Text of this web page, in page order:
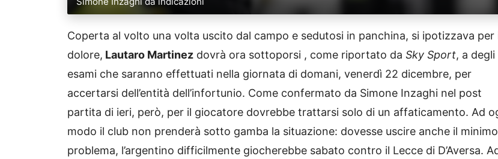
Coperta al volto una volta uscito dal campo e sedutosi in panchina, si ipotizzava per
dolore, Lautaro Martinez dovrà ora sottoporsi , come riportato da Sky Sport, a degli
esami che saranno effettuati nella giornata di domani, venerdì 22 dicembre, per
accertarsi dell’entità dell’infortunio. Come confermato da Simone Inzaghi nel post
partita di ieri, però, per il giocatore dovrebbe trattarsi solo di un affaticamento. Ad
modo il club non prenderà sotto gamba la situazione: dovesse uscire anche il minimo
problema, l’argentino difficilmente giocherebbe sabato contro il Lecce di D’Aversa.